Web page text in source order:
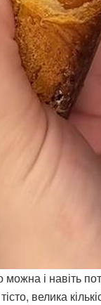
і навіть
велика